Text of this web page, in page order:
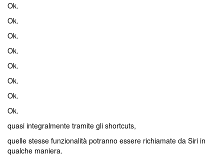
Ok.
Ok.
Ok.
Ok.
Ok.
Ok.
Ok.
Ok.
quasi integralmente tramite gli shortcuts,
quelle stesse funzionalità potranno essere richiamate da Siri in
qualche maniera.